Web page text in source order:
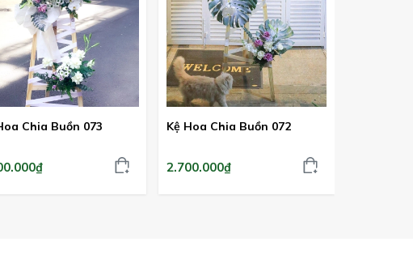
Chia Buồn 073 Kệ Hoa Chia Buồn 072
2.700.000₫